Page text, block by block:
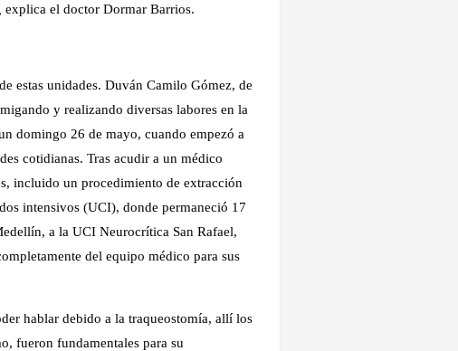
explica el doctor Dormar Barrios.
estas unidades. Duván Camilo Gómez, de
y realizando diversas labores en la
domingo 26 de mayo, cuando empezó a
cotidianas. Tras acudir a un médico
incluido un procedimiento de extracción
intensivos (UCI), donde permaneció 17
a la UCI Neurocrítica San Rafael,
del equipo médico para sus
hablar debido a la traqueostomía, allí los
fueron fundamentales para su